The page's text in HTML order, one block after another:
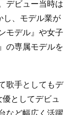
デビュー当時は
し、モデル業が
モデル』や女子
の専属モデルを
歌手としてもデ
としてデビュ
など幅広く活躍